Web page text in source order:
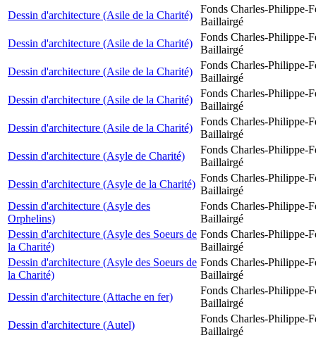
Dessin d'architecture (Asile de la Charité)
Fonds Charles-Philippe-
Baillairgé
Dessin d'architecture (Asile de la Charité)
Fonds Charles-Philippe-
Baillairgé
Dessin d'architecture (Asile de la Charité)
Fonds Charles-Philippe-
Baillairgé
Dessin d'architecture (Asile de la Charité)
Fonds Charles-Philippe-
Baillairgé
Dessin d'architecture (Asile de la Charité)
Fonds Charles-Philippe-
Baillairgé
Dessin d'architecture (Asyle de Charité)
Fonds Charles-Philippe-
Baillairgé
Dessin d'architecture (Asyle de la Charité)
Fonds Charles-Philippe-
Baillairgé
Dessin d'architecture (Asyle des
Orphelins)
Fonds Charles-Philippe-
Baillairgé
Dessin d'architecture (Asyle des Soeurs de
la Charité)
Fonds Charles-Philippe-
Baillairgé
Dessin d'architecture (Asyle des Soeurs de
la Charité)
Fonds Charles-Philippe-
Baillairgé
Dessin d'architecture (Attache en fer)
Fonds Charles-Philippe-
Baillairgé
Dessin d'architecture (Autel)
Fonds Charles-Philippe-
Baillairgé